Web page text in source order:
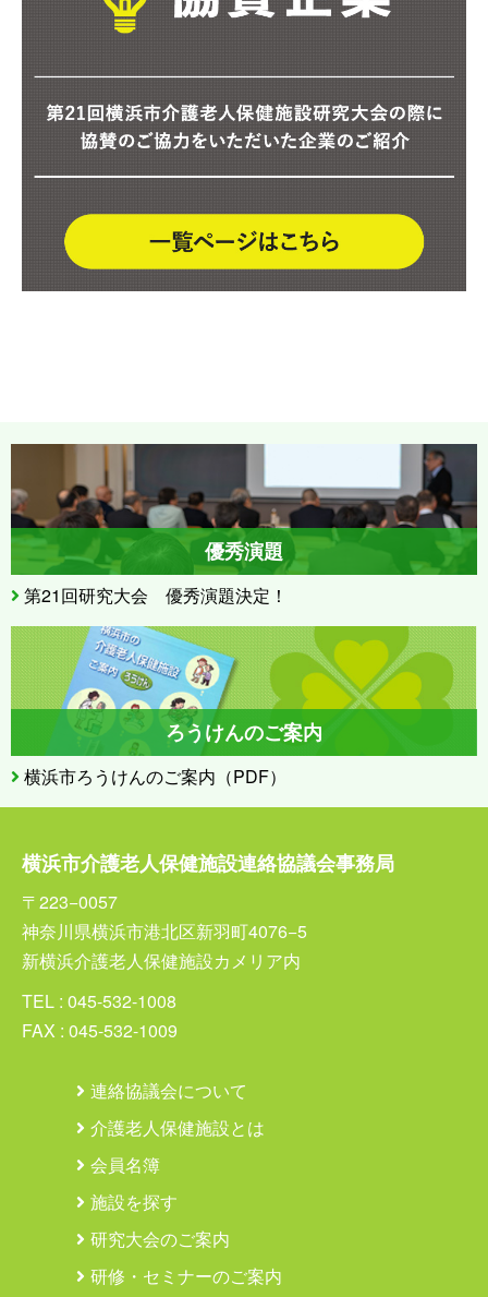
優秀演題
第21回研究大会 優秀演題決定！
ろうけんのご案内
横浜市ろうけんのご案内（PDF）
横浜市介護老人保健施設連絡協議会事務局
〒223−0057
神奈川県横浜市港北区新羽町4076−5
新横浜介護老人保健施設カメリア内
TEL : 045-532-1008
FAX : 045-532-1009
連絡協議会について
介護老人保健施設とは
会員名簿
施設を探す
研究大会のご案内
研修・セミナーのご案内